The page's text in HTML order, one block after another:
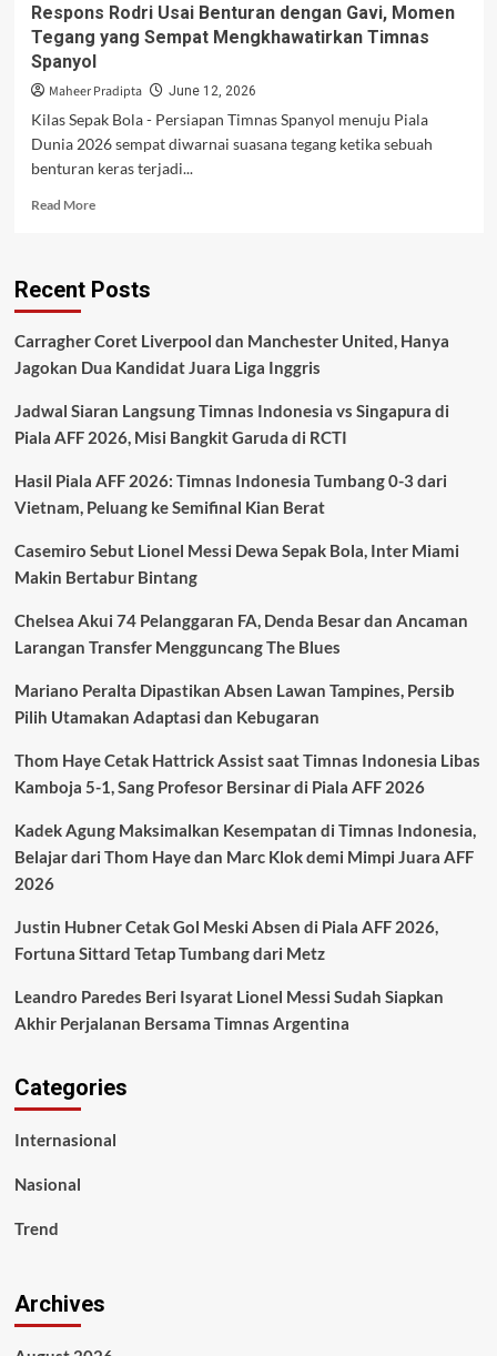
Respons Rodri Usai Benturan dengan Gavi, Momen
Tegang yang Sempat Mengkhawatirkan Timnas
Spanyol
Maheer Pradipta June 12, 2026
Kilas Sepak Bola - Persiapan Timnas Spanyol menuju Piala
Dunia 2026 sempat diwarnai suasana tegang ketika sebuah
benturan keras terjadi...
Read MoreRead
Rodri
dengan
Gavi,
Tegang
yang
Mengkhawatirkan
Spanyol
Recent Posts
Carragher Coret Liverpool dan Manchester United, Hanya
Jagokan Dua Kandidat Juara Liga Inggris
Jadwal Siaran Langsung Timnas Indonesia vs Singapura di
Piala AFF 2026, Misi Bangkit Garuda di RCTI
Hasil Piala AFF 2026: Timnas Indonesia Tumbang 0-3 dari
Vietnam, Peluang ke Semifinal Kian Berat
Casemiro Sebut Lionel Messi Dewa Sepak Bola, Inter Miami
Makin Bertabur Bintang
Chelsea Akui 74 Pelanggaran FA, Denda Besar dan Ancaman
Larangan Transfer Mengguncang The Blues
Mariano Peralta Dipastikan Absen Lawan Tampines, Persib
Pilih Utamakan Adaptasi dan Kebugaran
Thom Haye Cetak Hattrick Assist saat Timnas Indonesia Libas
Kamboja 5-1, Sang Profesor Bersinar di Piala AFF 2026
Kadek Agung Maksimalkan Kesempatan di Timnas Indonesia,
Belajar dari Thom Haye dan Marc Klok demi Mimpi Juara AFF
2026
Justin Hubner Cetak Gol Meski Absen di Piala AFF 2026,
Fortuna Sittard Tetap Tumbang dari Metz
Leandro Paredes Beri Isyarat Lionel Messi Sudah Siapkan
Akhir Perjalanan Bersama Timnas Argentina
Categories
Internasional
Nasional
Trend
Archives